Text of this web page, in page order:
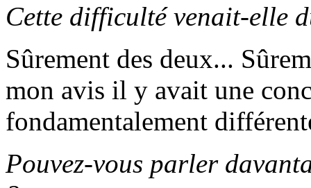
Cette difficulté venait-elle
Sûrement des deux...
mon avis il y avait une
fondamentalement
Pouvez-vous parler